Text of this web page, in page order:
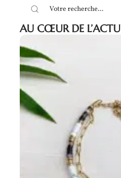
AU CŒUR DE L’ACTU